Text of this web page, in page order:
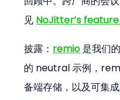
见 NoJitter’s
披露： remio 是我们
的 neutral 示例，
备端存储，以及可集